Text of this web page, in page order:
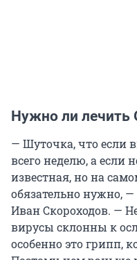
Нужно ли лечить
— Шуточка, что если
всего неделю, а если
известная, но на
обязательно нужно,
Иван Скороходов. —
вирусы склонны к
особенно это грипп,